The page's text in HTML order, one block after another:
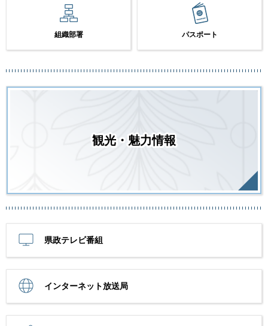
組織部署 パスポート
観光・魅力情報
県政テレビ番組
インターネット放送局